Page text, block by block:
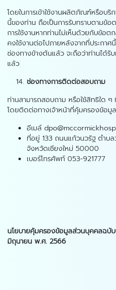
โดยในการเข้าใช้งานผลิตภัณฑ์หรือบริ
นี้ของท่าน ถือเป็นการรับทราบตามข้
การใช้งานหากท่านไม่เห็นด้วยกับข้อ
คงใช้งานต่อไปภายหลังจากที่ประกาศ
ช่องทางข้างต้นแล้ว จะถือว่าท่านได้รั
แล้ว
ช่องทางการติดต่อสอบถาม
ท่านสามารถสอบถาม หรือใช้สิทธิใด
โดยติดต่อทางเจ้าหน้าที่คุ้มครองข้อมู
อีเมล์
ที่อยู่ 133 ถนนแก้วนวรัฐ ตำบล
จังหวัดเชียงใหม่ 50000
เบอร์โทรศัพท์ 053-921777
นโยบายคุ้มครองข้อมูลส่วนบุคคลฉบั
มิถุนายน พ.ศ. 2566